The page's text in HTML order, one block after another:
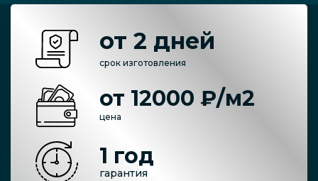
от 2 дней
срок изготовления
от 12000 ₽/м2
цена
1 год
гарантия